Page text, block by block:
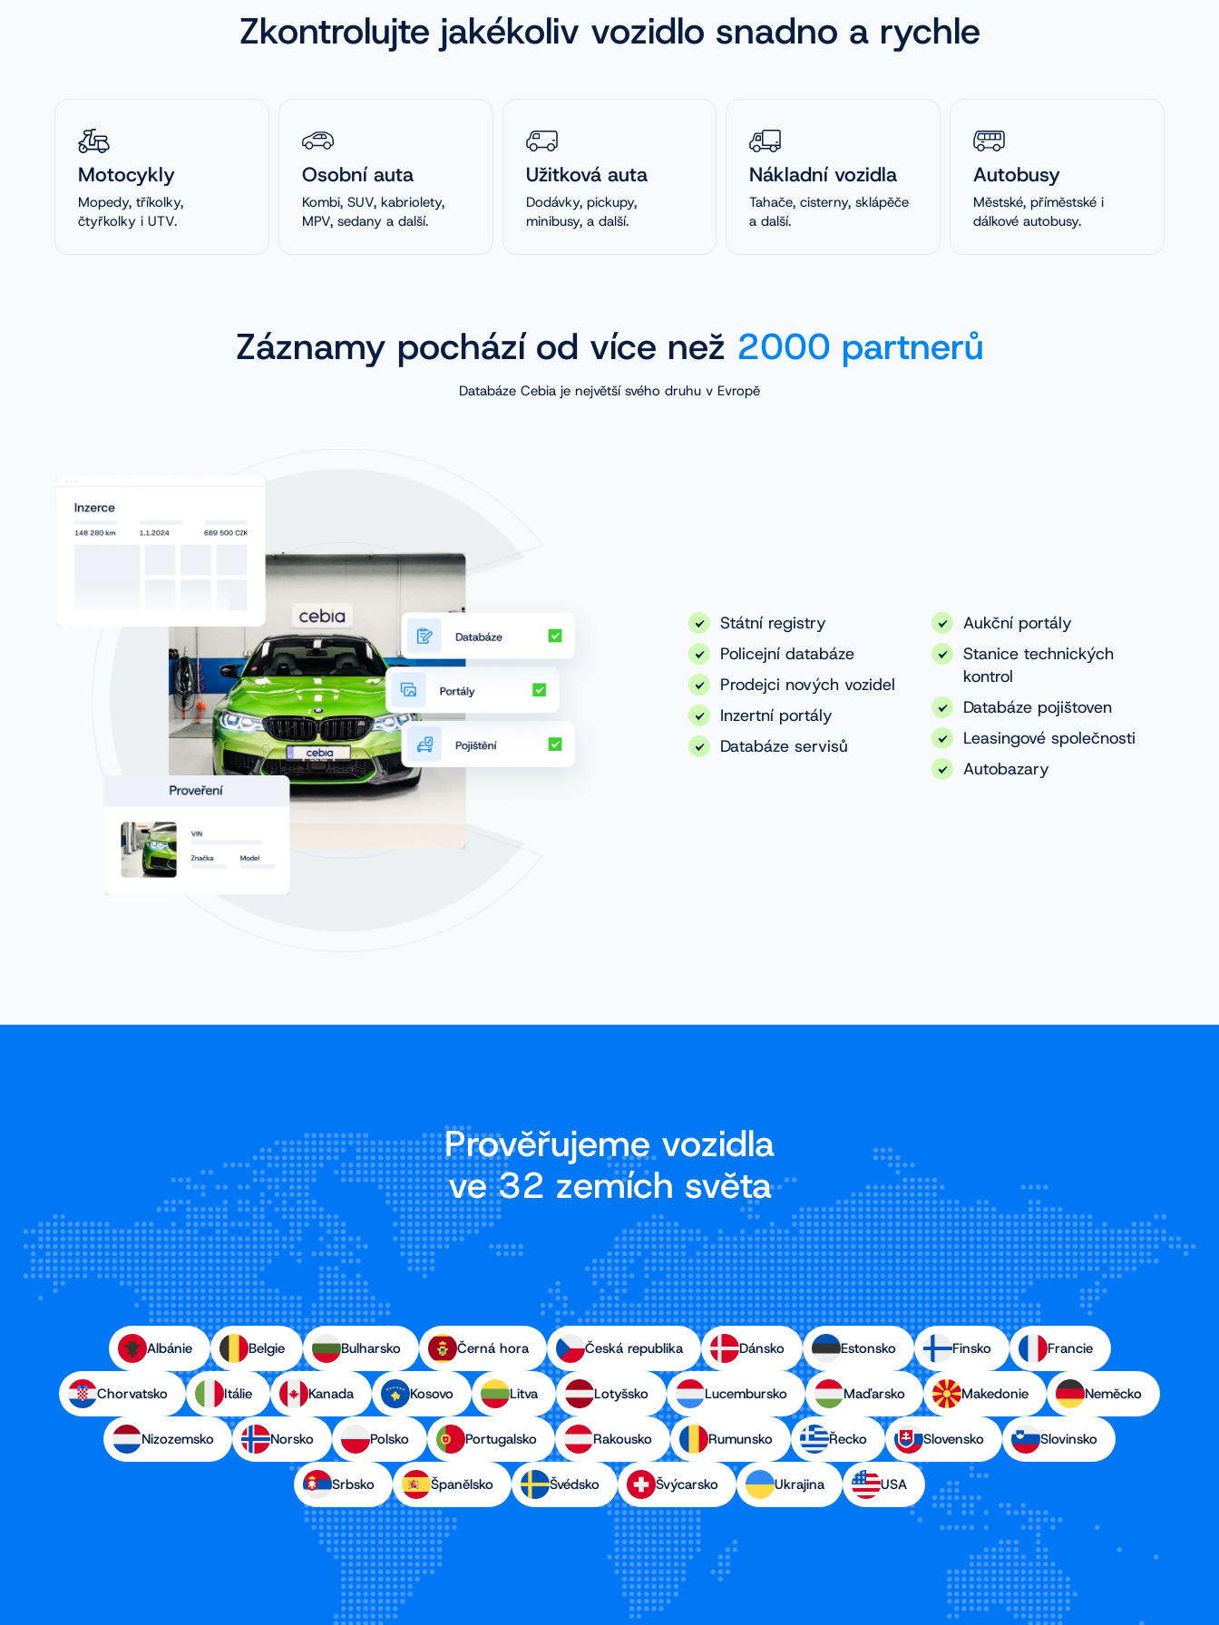
Zkontrolujte jakékoliv vozidlo snadno a rychle
Motocykly
Mopedy, tříkolky,
čtyřkolky i UTV.
Osobní auta
Kombi, SUV, kabriolety,
MPV, sedany a další.
Užitková auta
Dodávky, pickupy,
minibusy, a další.
Nákladní vozidla
Tahače, cisterny, sklápěče
a další.
Autobusy
Městské, příměstské i
dálkové autobusy.
Záznamy pochází od více než 2000 partnerů
Databáze Cebia je největší svého druhu v Evropě
Státní registry
Policejní databáze
Prodejci nových vozidel
Inzertní portály
Databáze servisů
Aukční portály
Stanice technických
kontrol
Databáze pojištoven
Leasingové společnosti
Autobazary
Prověřujeme vozidla
ve 32 zemích světa
Albánie Belgie Bulharsko Černá hora Česká republika Dánsko Estonsko Finsko Francie
Chorvatsko Itálie Kanada Kosovo Litva Lotyšsko Lucembursko Maďarsko Makedonie Neměcko
Nizozemsko Norsko Polsko Portugalsko Rakousko Rumunsko Řecko Slovensko Slovinsko
Srbsko Španělsko Švédsko Švýcarsko Ukrajina USA